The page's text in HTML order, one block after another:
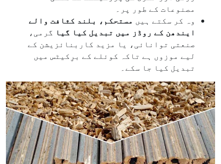
مصنوعات کے طور پر۔
وہ کر سکتے ہیں مستحکم، بلند کثافت والے
ایندھن کے روڈز میں تبدیل کیا گیا گرمی،
صنعتی توانائی، یا مزید کاربنائزیشن کے
لیے موزوں ہے تاکہ کوئلے کے برِکیٹس میں
تبدیل کیا جا سکے۔